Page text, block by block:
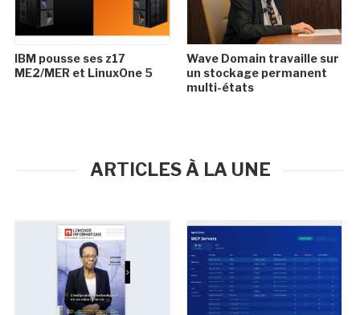
IBM pousse ses z17
ME2/MER et LinuxOne 5
Wave Domain travaille sur
un stockage permanent
multi-états
ARTICLES À LA UNE